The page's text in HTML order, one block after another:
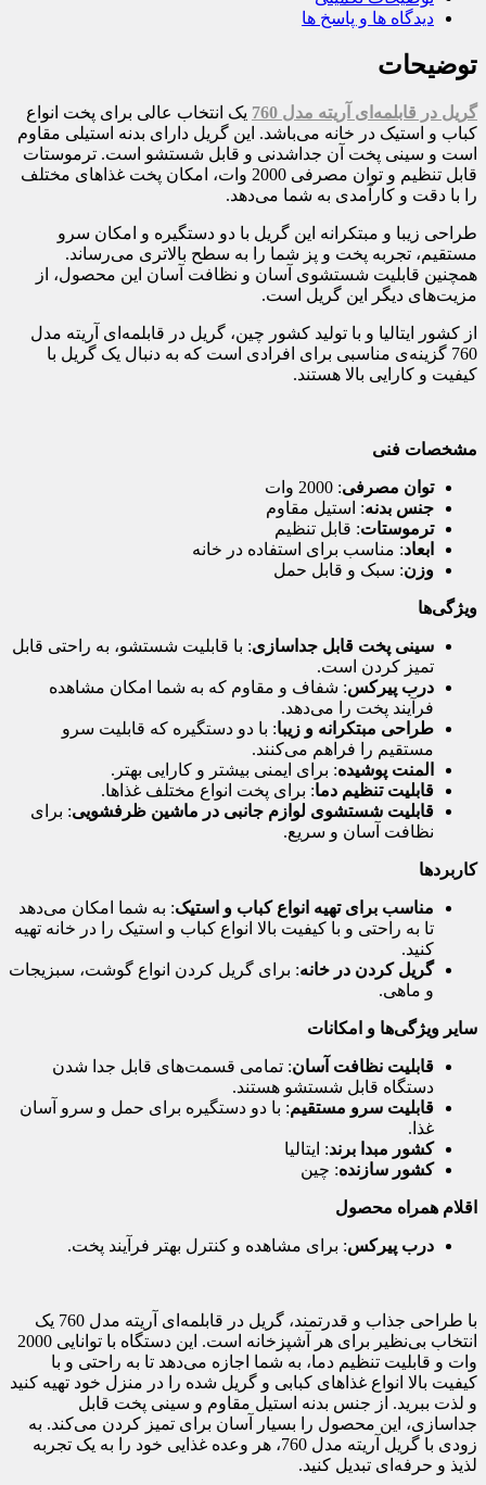
دیدگاه ها و پاسخ ها
توضیحات
گریل در قابلمه‌ای آریته مدل 760
یک انتخاب عالی برای پخت انواع
کباب و استیک در خانه می‌باشد. این گریل دارای بدنه استیلی مقاوم
است و سینی پخت آن جداشدنی و قابل شستشو است. ترموستات
قابل تنظیم و توان مصرفی 2000 وات، امکان پخت غذاهای مختلف
را با دقت و کارآمدی به شما می‌دهد.
طراحی زیبا و مبتکرانه این گریل با دو دستگیره و امکان سرو
مستقیم، تجربه پخت و پز شما را به سطح بالاتری می‌رساند.
همچنین قابلیت شستشوی آسان و نظافت آسان این محصول، از
مزیت‌های دیگر این گریل است.
از کشور ایتالیا و با تولید کشور چین، گریل در قابلمه‌ای آریته مدل
760 گزینه‌ی مناسبی برای افرادی است که به دنبال یک گریل با
کیفیت و کارایی بالا هستند.
مشخصات فنی
توان مصرفی: 2000 وات
جنس بدنه: استیل مقاوم
ترموستات: قابل تنظیم
ابعاد: مناسب برای استفاده در خانه
وزن: سبک و قابل حمل
ویژگی‌ها
سینی پخت قابل جداسازی: با قابلیت شستشو، به راحتی قابل
تمیز کردن است.
درب پیرکس: شفاف و مقاوم که به شما امکان مشاهده
فرآیند پخت را می‌دهد.
طراحی مبتکرانه و زیبا: با دو دستگیره که قابلیت سرو
مستقیم را فراهم می‌کنند.
المنت پوشیده: برای ایمنی بیشتر و کارایی بهتر.
قابلیت تنظیم دما: برای پخت انواع مختلف غذاها.
قابلیت شستشوی لوازم جانبی در ماشین ظرفشویی: برای
نظافت آسان و سریع.
کاربردها
مناسب برای تهیه انواع کباب و استیک: به شما امکان می‌دهد
تا به راحتی و با کیفیت بالا انواع کباب و استیک را در خانه تهیه
کنید.
گریل کردن در خانه: برای گریل کردن انواع گوشت، سبزیجات
و ماهی.
سایر ویژگی‌ها و امکانات
قابلیت نظافت آسان: تمامی قسمت‌های قابل جدا شدن
دستگاه قابل شستشو هستند.
قابلیت سرو مستقیم: با دو دستگیره برای حمل و سرو آسان
غذا.
کشور مبدا برند: ایتالیا
کشور سازنده: چین
اقلام همراه محصول
درب پیرکس: برای مشاهده و کنترل بهتر فرآیند پخت.
با طراحی جذاب و قدرتمند، گریل در قابلمه‌ای آریته مدل 760 یک
انتخاب بی‌نظیر برای هر آشپزخانه است. این دستگاه با توانایی 2000
وات و قابلیت تنظیم دما، به شما اجازه می‌دهد تا به راحتی و با
کیفیت بالا انواع غذاهای کبابی و گریل شده را در منزل خود تهیه کنید
و لذت ببرید. از جنس بدنه استیل مقاوم و سینی پخت قابل
جداسازی، این محصول را بسیار آسان برای تمیز کردن می‌کند. به
زودی با گریل آریته مدل 760، هر وعده غذایی خود را به یک تجربه
لذیذ و حرفه‌ای تبدیل کنید.